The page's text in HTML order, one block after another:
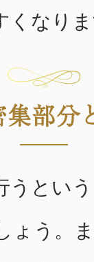
くなり
集部分
うとい
ょう。